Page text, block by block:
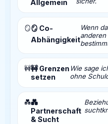
Allgemein
🪞🪞 Co-
Abhängigkeit
Wenn
🚧🚧 Grenzen
setzen
Wie sage
ohne
💑💑
Partnerschaft
& Sucht